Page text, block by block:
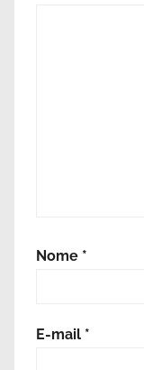
Nome *
E-mail *